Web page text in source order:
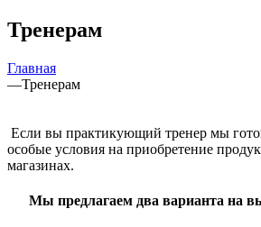
Тренерам
Главная
—Тренерам
Если вы практикующий тренер мы
особые условия на приобретение
магазинах.
Мы предлагаем два варианта на